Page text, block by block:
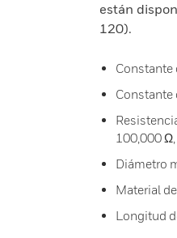
están
120).
Constante
Constante
100,000
Diámetro
Material
Longitud